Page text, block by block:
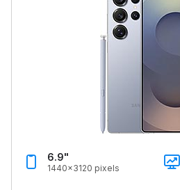
6.9"
1440x3120 pixels